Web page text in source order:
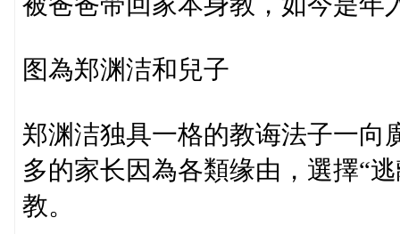
图為郑渊洁和兒子
郑渊洁独具一格的教诲法子一向
多的家长因為各類缘由，選擇“
教。